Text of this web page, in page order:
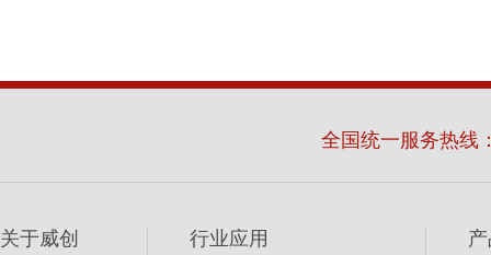
全国统一服务热线
关于威创 行业应用